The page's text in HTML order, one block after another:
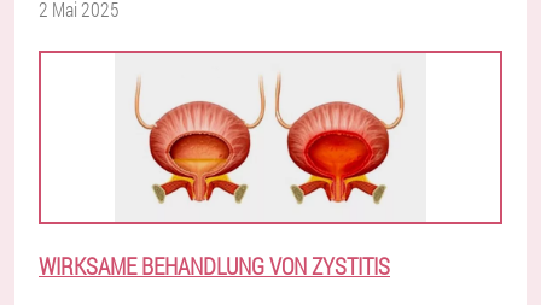
2 Mai 2025
WIRKSAME BEHANDLUNG VON ZYSTITIS